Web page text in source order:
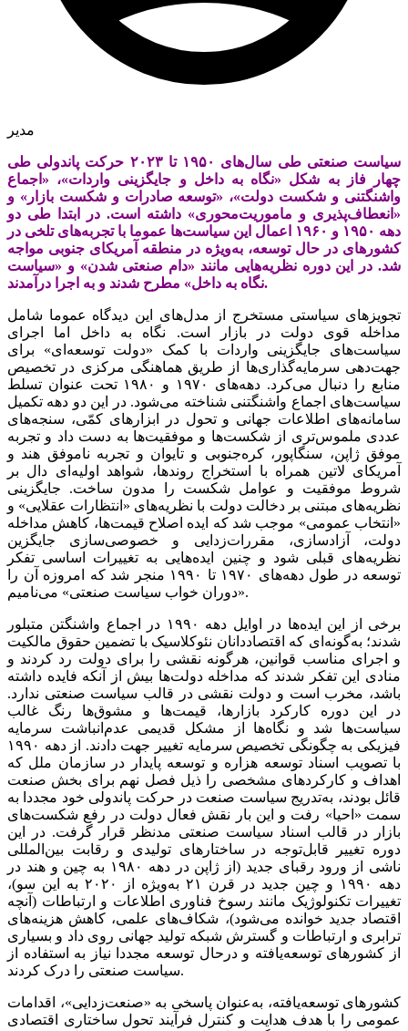
مدیر
سیاست صنعتی طی سال‌های ۱۹۵۰ تا ۲۰۲۳ حرکت پاندولی طی
چهار فاز به شکل «نگاه به داخل و جایگزینی واردات»، «اجماع
واشنگتنی و شکست دولت»، «توسعه صادرات و شکست بازار» و
«انعطاف‌پذیری و ماموریت‌‌‌محوری» داشته است. در ابتدا طی دو
دهه ۱۹۵۰ و ۱۹۶۰ اعمال این سیاست‌ها عموما با تجربه‌‌‌های تلخی در
کشورهای در حال توسعه، به‌ویژه در منطقه آمریکای جنوبی مواجه
شد. در این دوره نظریه‌‌‌هایی مانند «دام صنعتی شدن» و «سیاست
نگاه به داخل» مطرح شدند و به اجرا درآمدند.
تجویزهای سیاستی مستخرج از مدل‌های این دیدگاه عموما شامل
مداخله قوی دولت در بازار است. نگاه به داخل اما اجرای
سیاست‌های جایگزینی واردات با کمک «دولت توسعه‌‌‌ای» برای
جهت‌‌‌دهی سرمایه‌گذاری‌ها از طریق هماهنگی مرکزی در تخصیص
منابع را دنبال می‌‌‌کرد. دهه‌های ۱۹۷۰ و ۱۹۸۰ تحت عنوان تسلط
سیاست‌های اجماع واشنگتنی شناخته می‌شود. در این دو دهه تکمیل
سامانه‌‌‌های اطلاعات جهانی و تحول در ابزارهای کمّی، سنجه‌‌‌های
عددی ملموس‌‌‌تری از شکست‌ها و موفقیت‌ها به دست داد و تجربه‌‌‌
موفق ژاپن، سنگاپور، کره‌‌‌جنوبی و تایوان و تجربه ناموفق هند و
آمریکای لاتین همراه با استخراج روندها، شواهد اولیه‌ای دال بر
شروط موفقیت و عوامل شکست را مدون ساخت. جایگزینی
نظریه‌‌‌های مبتنی بر دخالت دولت با نظریه‌‌‌های «انتظارات عقلایی» و
«انتخاب عمومی» موجب شد که ایده اصلاح قیمت‌ها، کاهش مداخله
دولت، آزادسازی، مقررات‌‌‌زدایی و خصوصی‌‌‌سازی جایگزین
نظریه‌‌‌های قبلی شود و چنین ایده‌‌‌هایی به تغییرات اساسی تفکر
توسعه در طول دهه‌‌‌های ۱۹۷۰ تا ۱۹۹۰ منجر شد که امروزه آن را
«دوران خواب سیاست صنعتی» می‌‌‌نامیم.
برخی از این ایده‌‌‌ها در اوایل دهه ۱۹۹۰ در اجماع واشنگتن متبلور
شدند؛ به‌گونه‌‌‌ای که اقتصاددانان نئوکلاسیک با تضمین حقوق مالکیت
و اجرای مناسب قوانین، هرگونه نقشی را برای دولت رد کردند و
منادی این تفکر شدند که مداخله دولت‌ها بیش از آنکه فایده داشته
باشد، مخرب است و دولت نقشی در قالب سیاست صنعتی ندارد.
در این دوره کارکرد بازارها، قیمت‌ها و مشوق‌ها رنگ غالب
سیاست‌ها شد و نگاه‌‌‌ها از مشکل قدیمی عدم‌انباشت سرمایه
فیزیکی به چگونگی تخصیص سرمایه تغییر جهت دادند. از دهه ۱۹۹۰
با تصویب اسناد توسعه هزاره و توسعه پایدار در سازمان ملل که
اهداف و کارکردهای مشخصی را ذیل فصل نهم برای بخش صنعت
قائل بودند، به‌تدریج سیاست صنعت در حرکت پاندولی خود مجددا به
سمت «احیا» رفت و این بار نقش فعال دولت در رفع شکست‌های
بازار در قالب اسناد سیاست صنعتی مدنظر قرار گرفت. در این
دوره تغییر قابل‌توجه در ساختارهای تولیدی و رقابت بین‌المللی
ناشی از ورود رقبای جدید (از ژاپن در دهه ۱۹۸۰ به چین و هند در
دهه ۱۹۹۰ و چین جدید در قرن ۲۱ به‌ویژه از ۲۰۲۰ به این سو)،
تغییرات تکنولوژیک مانند رسوخ فناوری اطلاعات و ارتباطات (آنچه
اقتصاد جدید خوانده می‌شود)، شکاف‌های علمی، کاهش هزینه‌‌‌های
ترابری و ارتباطات و گسترش شبکه تولید جهانی روی داد و بسیاری
از کشورهای توسعه‌یافته و درحال توسعه مجددا نیاز به استفاده از
سیاست صنعتی را درک کردند.
کشورهای توسعه‌یافته، به‌‌‌عنوان پاسخی به «صنعت‌‌‌زدایی»، اقدامات
عمومی را با هدف هدایت و کنترل فرآیند تحول ساختاری اقتصادی